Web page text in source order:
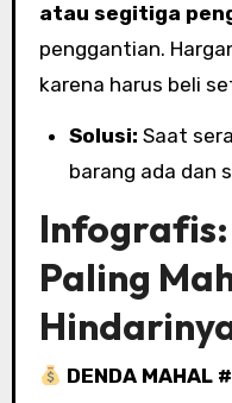
atau segitiga
penggantian.
karena harus beli
Solusi: Saat
barang ada dan
Infografis:
Paling
DENDA MAHAL